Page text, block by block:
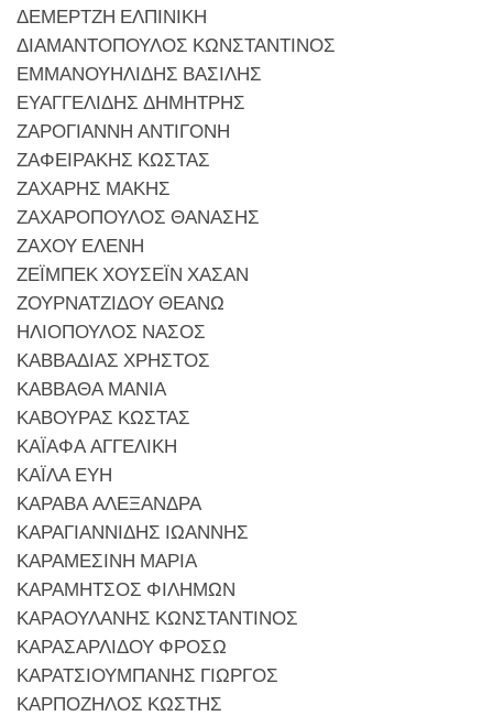
ΔΕΜΕΡΤΖΗ ΕΛΠΙΝΙΚΗ
ΔΙΑΜΑΝΤΟΠΟΥΛΟΣ ΚΩΝΣΤΑΝΤΙΝΟΣ
ΕΜΜΑΝΟΥΗΛΙΔΗΣ ΒΑΣΙΛΗΣ
ΕΥΑΓΓΕΛΙΔΗΣ ΔΗΜΗΤΡΗΣ
ΖΑΡΟΓΙΑΝΝΗ ΑΝΤΙΓΟΝΗ
ΖΑΦΕΙΡΑΚΗΣ ΚΩΣΤΑΣ
ΖΑΧΑΡΗΣ ΜΑΚΗΣ
ΖΑΧΑΡΟΠΟΥΛΟΣ ΘΑΝΑΣΗΣ
ΖΑΧΟΥ ΕΛΕΝΗ
ΖΕΪΜΠΕΚ ΧΟΥΣΕΪΝ ΧΑΣΑΝ
ΖΟΥΡΝΑΤΖΙΔΟΥ ΘΕΑΝΩ
ΗΛΙΟΠΟΥΛΟΣ ΝΑΣΟΣ
ΚΑΒΒΑΔΙΑΣ ΧΡΗΣΤΟΣ
ΚΑΒΒΑΘΑ ΜΑΝΙΑ
ΚΑΒΟΥΡΑΣ ΚΩΣΤΑΣ
ΚΑΪΑΦΑ ΑΓΓΕΛΙΚΗ
ΚΑΪΛΑ ΕΥΗ
ΚΑΡΑΒΑ ΑΛΕΞΑΝΔΡΑ
ΚΑΡΑΓΙΑΝΝΙΔΗΣ ΙΩΑΝΝΗΣ
ΚΑΡΑΜΕΣΙΝΗ ΜΑΡΙΑ
ΚΑΡΑΜΗΤΣΟΣ ΦΙΛΗΜΩΝ
ΚΑΡΑΟΥΛΑΝΗΣ ΚΩΝΣΤΑΝΤΙΝΟΣ
ΚΑΡΑΣΑΡΛΙΔΟΥ ΦΡΟΣΩ
ΚΑΡΑΤΣΙΟΥΜΠΑΝΗΣ ΓΙΩΡΓΟΣ
ΚΑΡΠΟΖΗΛΟΣ ΚΩΣΤΗΣ